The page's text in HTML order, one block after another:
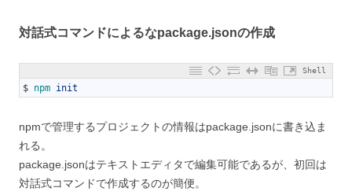
対話式コマンドによるなpackage.jsonの作成
Shell
$ npm init
npmで管理するプロジェクトの情報はpackage.jsonに書き込ま
れる。
package.jsonはテキストエディタで編集可能であるが、初回は
対話式コマンドで作成するのが簡便。